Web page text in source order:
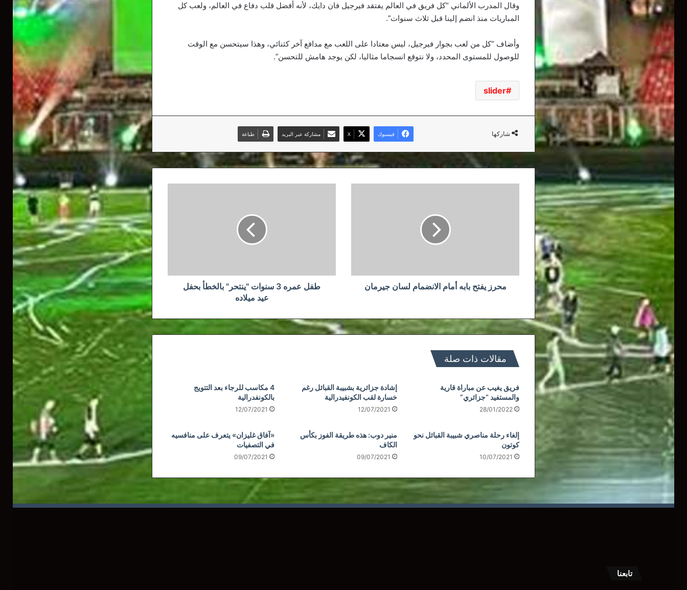
وقال المدرب الألماني “كل فريق في العالم يفتقد فيرجيل فان دايك، لأنه أفضل قلب دفاع في العالم، ولعب كل
المباريات منذ انضم إلينا قبل ثلاث سنوات”.
وأضاف “كل من لعب بجوار فيرجيل، ليس معتادا على اللعب مع مدافع آخر كثنائي، وهذا سيتحسن مع الوقت
للوصول للمستوى المحدد، ولا نتوقع انسجاما مثاليا، لكن يوجد هامش للتحسن”.
slider
شاركها فيسبوك ‫X مشاركة عبر البريد طباعة
محرز يفتح بابه أمام الانضمام لسان جيرمان
ميلاده
طفل عمره 3 سنوات "ينتحر" بالخطأ بحفل
عيد ميلاده
مقالات ذات صلة
فريق يغيب عن مباراة قارية
والمستفيد “جزائري”
28/01/2022
إشادة جزائرية بشبيبة القبائل رغم
خسارة لقب الكونفيدرالية
12/07/2021
4 مكاسب للرجاء بعد التتويج
بالكونفدرالية
12/07/2021
إلغاء رحلة مناصري شبيبة القبائل نحو
كوتون
10/07/2021
منير دوب: هذه طريقة الفوز بكأس
الكاف
09/07/2021
«آفاق غليزان» يتعرف على منافسيه
في التصفيات
09/07/2021
تابعنا